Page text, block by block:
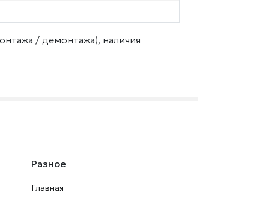
/ демонтажа), наличия
Разное
Главная